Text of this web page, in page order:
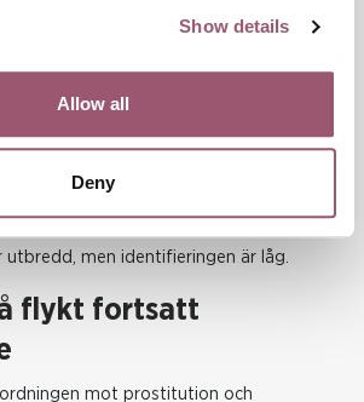
Show details
Allow all
Deny
har denna del i
men har också tagit
Migrationsverkets handläggare att
utbredd, men identifieringen är låg.
flykt fortsatt
mot prostitution och